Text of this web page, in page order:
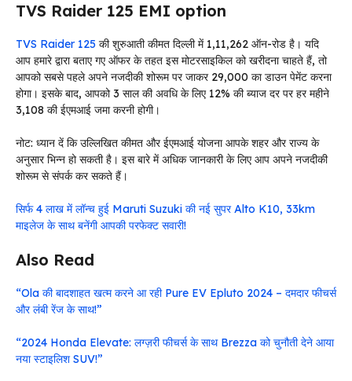
TVS Raider 125 EMI option
TVS Raider 125 की शुरुआती कीमत दिल्ली में ₹1,11,262 ऑन-रोड है। यदि
आप हमारे द्वारा बताए गए ऑफर के तहत इस मोटरसाइकिल को खरीदना चाहते हैं, तो
आपको सबसे पहले अपने नजदीकी शोरूम पर जाकर ₹29,000 का डाउन पेमेंट करना
होगा। इसके बाद, आपको 3 साल की अवधि के लिए 12% की ब्याज दर पर हर महीने
₹3,108 की ईएमआई जमा करनी होगी।
नोट: ध्यान दें कि उल्लिखित कीमत और ईएमआई योजना आपके शहर और राज्य के
अनुसार भिन्न हो सकती है। इस बारे में अधिक जानकारी के लिए आप अपने नजदीकी
शोरूम से संपर्क कर सकते हैं।
सिर्फ 4 लाख में लॉन्च हुई Maruti Suzuki की नई सुपर Alto K10, 33km
माइलेज के साथ बनेंगी आपकी परफेक्ट सवारी!
Also Read
“Ola की बादशाहत खत्म करने आ रही Pure EV Epluto 2024 – दमदार फीचर्स
और लंबी रेंज के साथ!”
“2024 Honda Elevate: लग्ज़री फीचर्स के साथ Brezza को चुनौती देने आया
नया स्टाइलिश SUV!”